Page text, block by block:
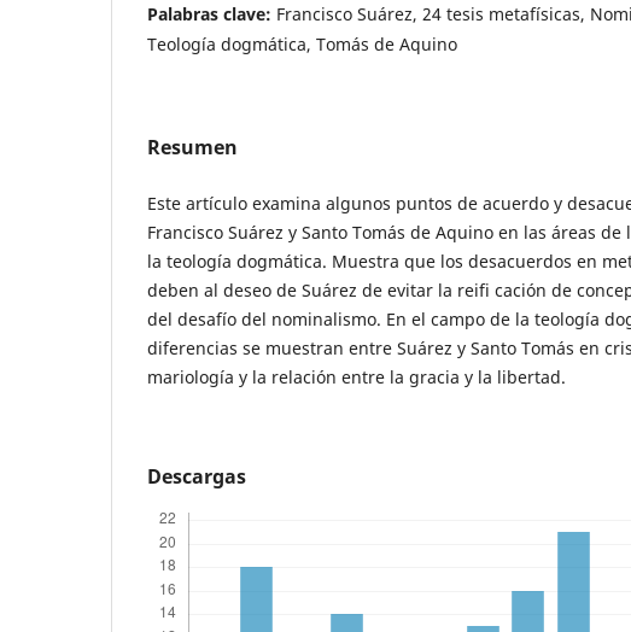
Palabras clave: Francisco Suárez, 24 tesis metafísicas,
Teología dogmática, Tomás de Aquino
Resumen
Este artículo examina algunos puntos de acuerdo y
Francisco Suárez y Santo Tomás de Aquino en las áreas de
la teología dogmática. Muestra que los desacuerdos en
deben al deseo de Suárez de evitar la reifi cación de
del desafío del nominalismo. En el campo de la teología
diferencias se muestran entre Suárez y Santo Tomás en
mariología y la relación entre la gracia y la libertad.
Descargas